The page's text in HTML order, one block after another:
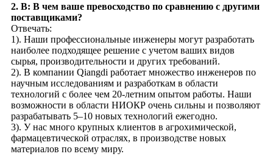
2. В: В чем ваше превосходство по сравнению с другими
поставщиками?
Отвечать:
1). Наши профессиональные инженеры могут разработать
наиболее подходящее решение с учетом ваших видов
сырья, производительности и других требований.
2). В компании Qiangdi работает множество инженеров по
научным исследованиям и разработкам в области
технологий с более чем 20-летним опытом работы. Наши
возможности в области НИОКР очень сильны и позволяют
разрабатывать 5–10 новых технологий ежегодно.
3). У нас много крупных клиентов в агрохимической,
фармацевтической отраслях, в производстве новых
материалов по всему миру.